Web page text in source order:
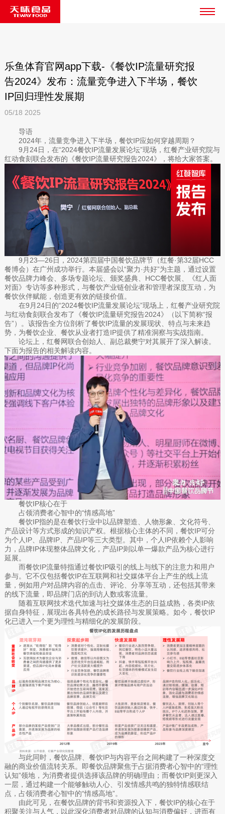
乐鱼体育官网app下载-《餐饮IP流量研究报
告2024》发布：流量竞争进入下半场，餐饮
IP回归理性发展期
05/18 2025
导语
2024年，流量竞争进入下半场，餐饮IP应如何穿越周期？
9月24日，在“2024餐饮IP流量发展论坛”现场，红餐产业研究院与
红动食刻联合发布的《餐饮IP流量研究报告2024》，将给大家答案。
9月23—26日，2024第四届中国餐饮品牌节（红餐·第32届HCC
餐博会）在广州成功举行。本届盛会以“聚力·共好”为主题，通过设置
餐饮品牌力峰会、多场专题论坛、颁奖盛典、HCC餐饮展、《红人面
对面》专访等多种形式，与餐饮产业链创业者和管理者深度互动，为
餐饮伙伴赋能，创造更有效的链接价值。
在9月24日的“2024餐饮IP流量发展论坛”现场上，红餐产业研究院
与红动食刻联合发布了《餐饮IP流量研究报告2024》（以下简称“报
告”）。该报告全方位剖析了餐饮IP流量的发展现状、特点与未来趋
势，为餐饮企业、餐饮从业者打造IP提供了精准洞察与实战指南。
论坛上，红餐网联合创始人、副总裁樊宁对其展开了深入解读。
下面为报告的相关解读内容。
餐饮IP核心在于
占领消费者心智中的“情感高地”
餐饮IP指的是在餐饮行业中以品牌塑造、人物形象、文化符号、
产品设计等方式形成的知识产权。根据核心主体的不同，餐饮IP可分
为个人IP、品牌IP、产品IP等三大类型。其中，个人IP依赖个人影响
力，品牌IP体现整体品牌文化，产品IP则以单一爆款产品为核心进行
延展。
而餐饮IP流量特指通过餐饮IP吸引的线上与线下的注意力和用户
参与。它不仅包括餐饮IP在互联网和社交媒体平台上产生的线上流
量，例如用户对品牌内容的点击、评论、分享等互动，还包括其带来
的线下流量，即品牌门店的到访人数或客流量。
随着互联网技术迭代加速与社交媒体生态的日益成熟，各类IP依
据自身特征，展现出各具特色的成长路径与发展策略。如今，餐饮IP
化已进入一个更为理性与精细化的发展阶段。
与此同时，餐饮品牌、餐饮IP与内容平台之间构建了一种深度交
融的商业价值流转关系。即餐饮品牌聚焦于占据消费者心智中的“理性
认知”领地，为消费者提供选择该品牌的明确理由；而餐饮IP则更深入
一层，通过构建一个能够触动人心、引发情感共鸣的独特情感联结
点，占领消费者心智中的“情感高地”。
由此可见，在餐饮品牌的背书和资源投入下，餐饮IP的核心在于
积聚关注与人气，以此深化消费者对品牌的认知与消费偏好，进而有